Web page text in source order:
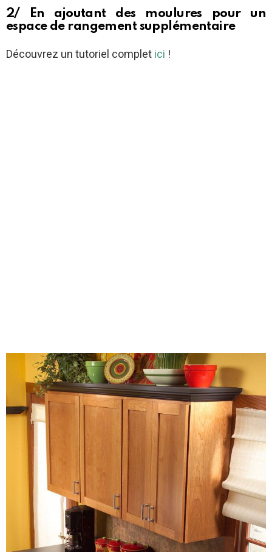
2/ En ajoutant des moulures pour un
espace de rangement supplémentaire
Découvrez un tutoriel complet ici !